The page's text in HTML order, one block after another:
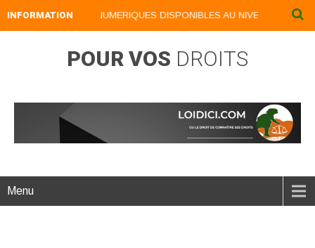
INFORMATION
NOS LIVRES NUMERIQUES DISPONIBLES AU NIVEAU DU
POUR VOS DROITS
Menu